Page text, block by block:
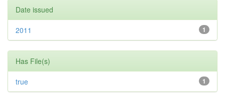
Date issued
1
2011
Has File(s)
1
true